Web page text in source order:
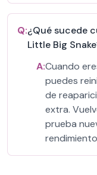
Q:¿Qué sucede
Little Big
A:Cuando
puedes
de
extra.
prueba